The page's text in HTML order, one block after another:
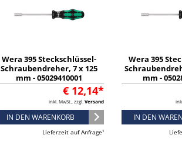
Wera 395 Steckschlüssel-
Schraubendreher, 7 x 125
mm - 05029410001
€ 12,14*
inkl. MwSt., zzgl. Versand
IN DEN WARENKORB
Lieferzeit auf Anfrage¹
Wera 395
mm -
IN DEN